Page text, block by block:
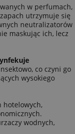
w perfumach,
utrzymuje się
neutralizatorów
maskując ich, lecz
co czyni go
wysokiego
hotelowych,
wodnych,